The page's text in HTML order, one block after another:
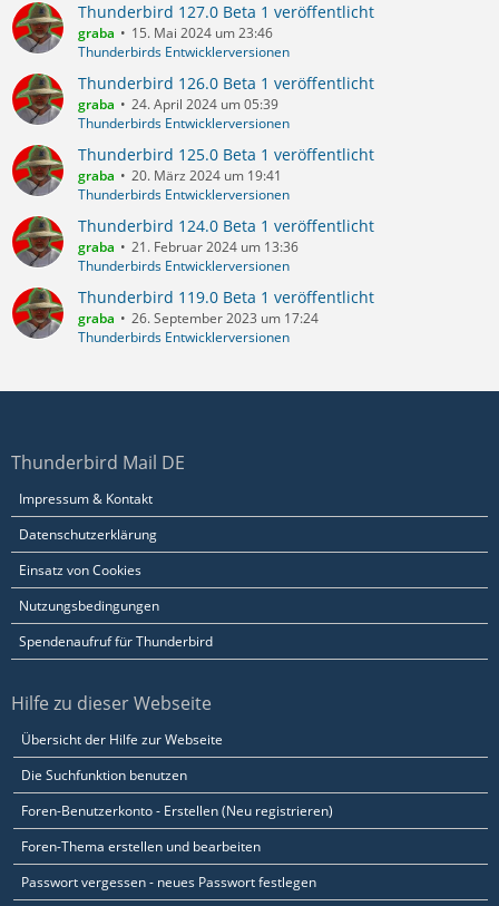
Thunderbird 127.0 Beta 1 veröffentlicht
graba
15. Mai 2024 um 23:46
Thunderbirds Entwicklerversionen
Thunderbird 126.0 Beta 1 veröffentlicht
graba
24. April 2024 um 05:39
Thunderbirds Entwicklerversionen
Thunderbird 125.0 Beta 1 veröffentlicht
graba
20. März 2024 um 19:41
Thunderbirds Entwicklerversionen
Thunderbird 124.0 Beta 1 veröffentlicht
graba
21. Februar 2024 um 13:36
Thunderbirds Entwicklerversionen
Thunderbird 119.0 Beta 1 veröffentlicht
graba
26. September 2023 um 17:24
Thunderbirds Entwicklerversionen
Thunderbird Mail DE
Impressum & Kontakt
Datenschutzerklärung
Einsatz von Cookies
Nutzungsbedingungen
Spendenaufruf für Thunderbird
Hilfe zu dieser Webseite
Übersicht der Hilfe zur Webseite
Die Suchfunktion benutzen
Foren-Benutzerkonto - Erstellen (Neu registrieren)
Foren-Thema erstellen und bearbeiten
Passwort vergessen - neues Passwort festlegen